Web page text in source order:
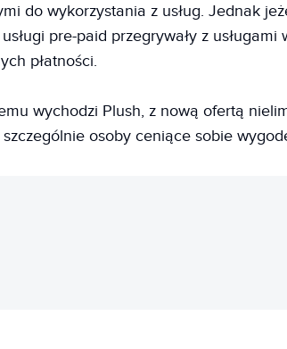
do wykorzystania z usług. Jednak
pre-paid przegrywały z
płatności.
wychodzi Plush, z nową ofertą
osoby ceniące sobie